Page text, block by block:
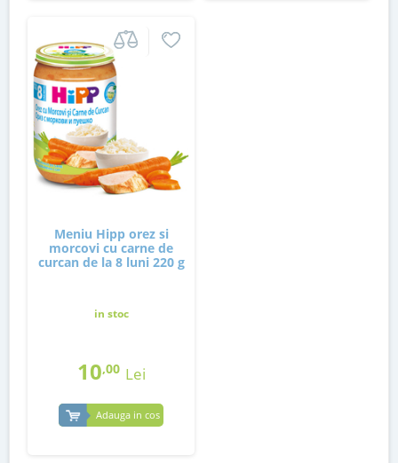
Meniu Hipp orez si
morcovi cu carne de
curcan de la 8 luni 220 g
in stoc
10,00 Lei
Adauga in cos